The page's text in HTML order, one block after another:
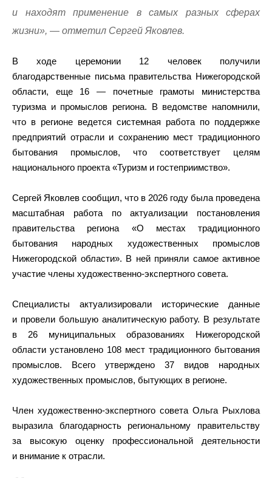
и находят применение в самых разных сферах
жизни», — отметил Сергей Яковлев.
В ходе церемонии 12 человек получили
благодарственные письма правительства Нижегородской
области, еще 16 — почетные грамоты министерства
туризма и промыслов региона. В ведомстве напомнили,
что в регионе ведется системная работа по поддержке
предприятий отрасли и сохранению мест традиционного
бытования промыслов, что соответствует целям
национального проекта «Туризм и гостеприимство».
Сергей Яковлев сообщил, что в 2026 году была проведена
масштабная работа по актуализации постановления
правительства региона «О местах традиционного
бытования народных художественных промыслов
Нижегородской области». В ней приняли самое активное
участие члены художественно-экспертного совета.
Специалисты актуализировали исторические данные
и провели большую аналитическую работу. В результате
в 26 муниципальных образованиях Нижегородской
области установлено 108 мест традиционного бытования
промыслов. Всего утверждено 37 видов народных
художественных промыслов, бытующих в регионе.
Член художественно-экспертного совета Ольга Рыхлова
выразила благодарность региональному правительству
за высокую оценку профессиональной деятельности
и внимание к отрасли.